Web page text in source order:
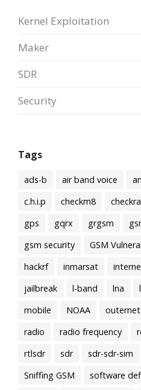
Kernel Exploitation
Maker
SDR
Security
Tags
ads-b air band voice
c.h.i.p
checkm8
gps
gqrx grgsm
gsm security
GSM
hackrf
inmarsat
jailbreak
l-band lna
mobile
NOAA outernet
radio
radio frequency
rtlsdr
sdr sdr-sdr-sim
Sniffing GSM
software